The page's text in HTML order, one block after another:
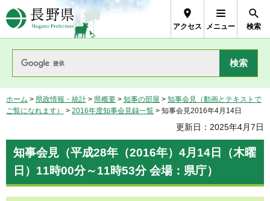
長野県Nagano Prefecture
アクセス メニュー 検索
ホーム > 県政情報・統計 > 県概要 > 知事の部屋 > 知事会見（動画とテキストで
ご覧になれます）
> 2016年度知事会見録一覧 > 知事会見2016年4月14日
更新日：2025年4月7日
知事会見（平成28年（2016年）4月14日（木曜
日）11時00分～11時53分 会場：県庁）